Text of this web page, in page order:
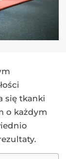
się tkanki
o każdym